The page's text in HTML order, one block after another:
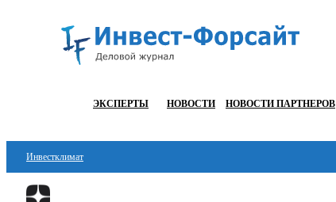
ЭКСПЕРТЫ НОВОСТИ НОВОСТИ ПАРТНЕРОВ
Инвестклимат
Финансы